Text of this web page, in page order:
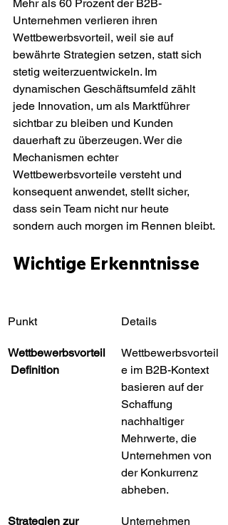
Mehr als 60 Prozent der B2B-
Unternehmen verlieren ihren
Wettbewerbsvorteil, weil sie auf
bewährte Strategien setzen, statt sich
stetig weiterzuentwickeln. Im
dynamischen Geschäftsumfeld zählt
jede Innovation, um als Marktführer
sichtbar zu bleiben und Kunden
dauerhaft zu überzeugen. Wer die
Mechanismen echter
Wettbewerbsvorteile versteht und
konsequent anwendet, stellt sicher,
dass sein Team nicht nur heute
sondern auch morgen im Rennen bleibt.
Wichtige Erkenntnisse
Punkt Details
Wettbewerbsvorteil
Definition
Wettbewerbsvorteil
e im B2B-Kontext
basieren auf der
Schaffung
nachhaltiger
Mehrwerte, die
Unternehmen von
der Konkurrenz
abheben.
Strategien zur
Unternehmen